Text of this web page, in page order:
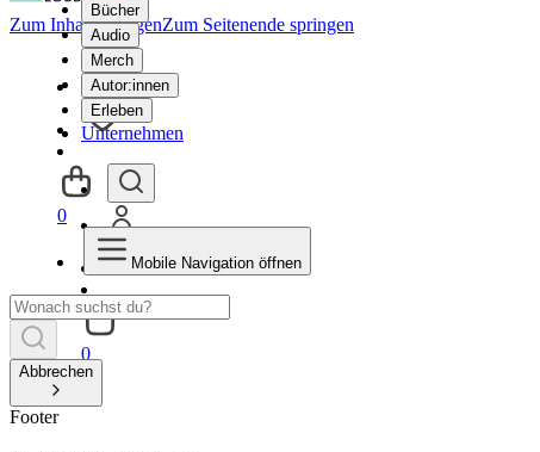
Bücher
Audio
Merch
Autor:innen
Erleben
Unternehmen
0
Zum Inhalt springenZum Seitenende springen
0
Mobile Navigation öffnen
Abbrechen
Footer